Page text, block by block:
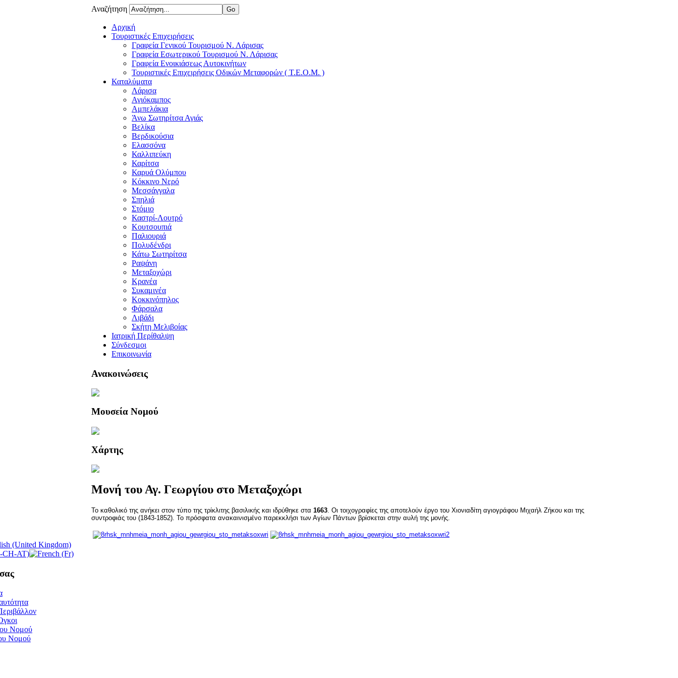
Αναζήτηση
Αρχική
Τουριστικές Επιχειρήσεις
Γραφεία Γενικού Τουρισμού Ν. Λάρισας
Γραφεία Εσωτερικού Τουρισμού Ν. Λάρισας
Γραφεία Ενοικιάσεως Αυτοκινήτων
Τουριστικές Επιχειρήσεις Οδικών Μεταφορών ( Τ.Ε.Ο.Μ. )
Καταλύματα
Λάρισα
Αγιόκαμπος
Αμπελάκια
Άνω Σωτηρίτσα Αγιάς
Βελίκα
Βερδικούσια
Ελασσόνα
Καλλιπεύκη
Καρίτσα
Καρυά Ολύμπου
Κόκκινο Νερό
Μεσσάγγαλα
Σπηλιά
Στόμιο
Καστρί-Λουτρό
Κουτσουπιά
Παλιουριά
Πολυδένδρι
Κάτω Σωτηρίτσα
Ραψάνη
Μεταξοχώρι
Κρανέα
Συκαμινέα
Κοκκινόπηλος
Φάρσαλα
Λιβάδι
Σκήτη Μελιβοίας
Ιατρική Περίθαλψη
Σύνδεσμοι
Επικοινωνία
Ανακοινώσεις
Μουσεία Νομού
Χάρτης
Μονή του Αγ. Γεωργίου στο Μεταξοχώρι
Το καθολικό της ανήκει στον τύπο της τρίκλιτης βασιλικής και ιδρύθηκε στα 1663. Οι τοιχογραφίες της αποτελούν έργο του Χιονιαδίτη αγιογράφου Μιχαήλ Ζήκου και της
συντροφιάς του (1843-1852). Το πρόσφατα ανακαινισμένο παρεκκλήσι των Αγίων Πάντων βρίσκεται στην αυλή της μονής.
Νομού
Νομού